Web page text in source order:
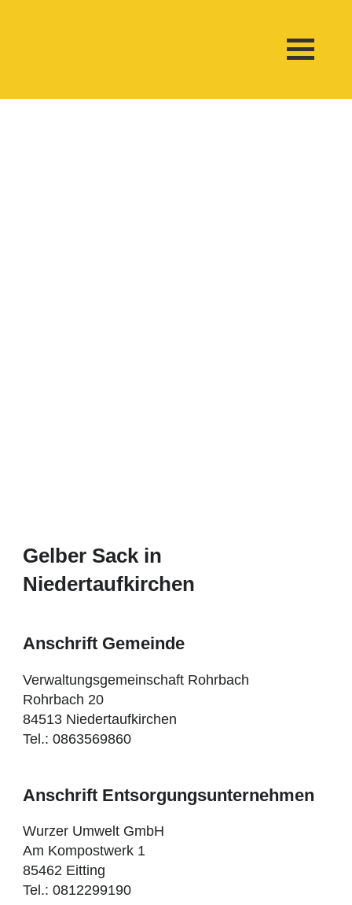
Gelber Sack in
Niedertaufkirchen
Anschrift Gemeinde
Verwaltungsgemeinschaft Rohrbach
Rohrbach 20
84513 Niedertaufkirchen
Tel.: 0863569860
Anschrift Entsorgungsunternehmen
Wurzer Umwelt GmbH
Am Kompostwerk 1
85462 Eitting
Tel.: 0812299190